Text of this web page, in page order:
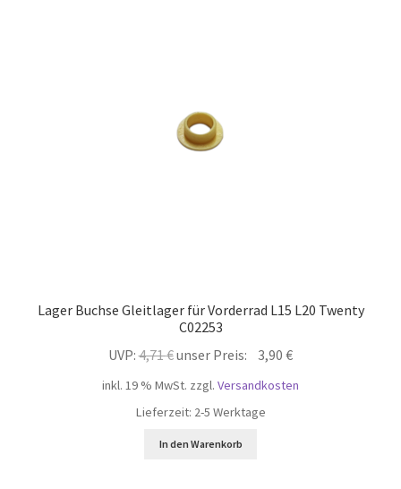
Lager Buchse Gleitlager für Vorderrad L15 L20 Twenty
C02253
UVP:4,71€Ursprünglicher
4,71 €
unser Preis: 3,90€Aktueller
inkl. 19 % MwSt. zzgl. Versandkosten
Lieferzeit: 2-5 Werktage
In den Warenkorb